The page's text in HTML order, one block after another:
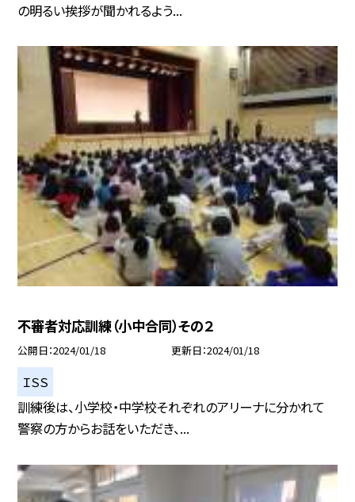
の明るい挨拶が聞かれるよう...
不審者対応訓練（小中合同）その２
公開日 2024/01/18 更新日 2024/01/18
ＩＳＳ
訓練後は、小学校・中学校それぞれのアリーナに分かれて
警察の方からお話をいただき、...